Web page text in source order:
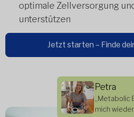
optimale Zellversorgung
unterstützen
Jetzt starten – Finde
Petra
„Metabolic
mich